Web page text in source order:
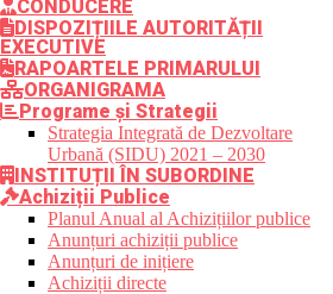
CONDUCERE
DISPOZIȚIILE AUTORITĂȚII
EXECUTIVE
RAPOARTELE PRIMARULUI
ORGANIGRAMA
Programe și Strategii
Strategia Integrată de Dezvoltare
Urbană (SIDU) 2021 – 2030
INSTITUȚII ÎN SUBORDINE
Achiziții Publice
Planul Anual al Achizițiilor publice
Anunțuri achiziții publice
Anunțuri de inițiere
Achiziții directe